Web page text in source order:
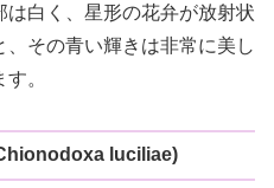
白く、星形の花弁が放射状
その青い輝きは非常に美し
。
luciliae)